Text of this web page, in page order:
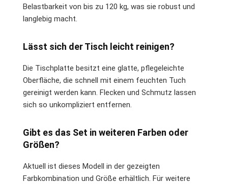
Belastbarkeit von bis zu 120 kg, was sie robust und
langlebig macht.
Lässt sich der Tisch leicht reinigen?
Die Tischplatte besitzt eine glatte, pflegeleichte
Oberfläche, die schnell mit einem feuchten Tuch
gereinigt werden kann. Flecken und Schmutz lassen
sich so unkompliziert entfernen.
Gibt es das Set in weiteren Farben oder
Größen?
Aktuell ist dieses Modell in der gezeigten
Farbkombination und Größe erhältlich. Für weitere